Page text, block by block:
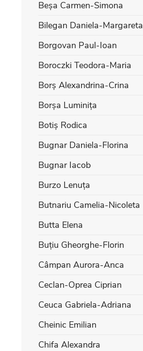
Beșa Carmen-Simona
Bilegan Daniela-Margareta
Borgovan Paul-Ioan
Boroczki Teodora-Maria
Borș Alexandrina-Crina
Borșa Luminița
Botiș Rodica
Bugnar Daniela-Florina
Bugnar Iacob
Burzo Lenuța
Butnariu Camelia-Nicoleta
Butta Elena
Buțiu Gheorghe-Florin
Câmpan Aurora-Anca
Ceclan-Oprea Ciprian
Ceuca Gabriela-Adriana
Cheinic Emilian
Chifa Alexandra